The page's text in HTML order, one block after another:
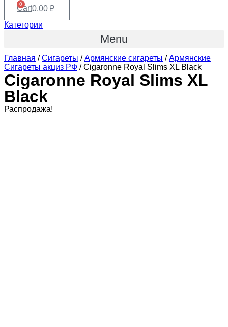
0.00 ₽
0
Cart
Категории
Menu
Главная /Сигареты /Армянские сигареты /Армянские
Сигареты акциз РФ / Cigaronne Royal Slims XL Black
Cigaronne Royal Slims XL
Black
Распродажа!